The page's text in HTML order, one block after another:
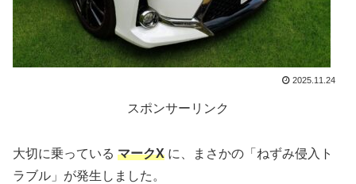
2025.11.24
スポンサーリンク
大切に乗っている マークX に、まさかの「ねずみ侵入ト
ラブル」が発生しました。